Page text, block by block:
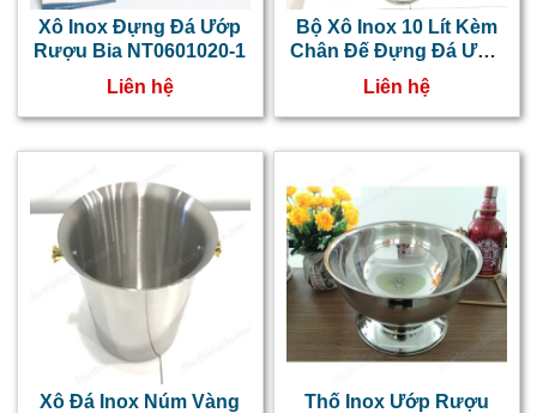
Xô Inox Đựng Đá Ướp
Rượu Bia NT0601020-1
Liên hệ
Bộ Xô Inox 10 Lít Kèm
Chân Đế Đựng Đá Ướp
Lạnh Rượu Bia
NT0601038
Liên hệ
Xô Đá Inox Núm Vàng
Thố Inox Ướp Rượu